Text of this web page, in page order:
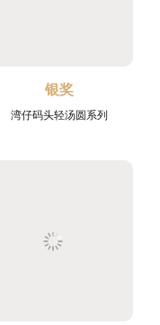
银奖
湾仔码头轻汤圆系列